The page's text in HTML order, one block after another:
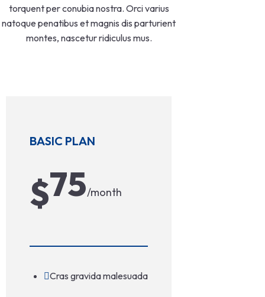
torquent per conubia nostra. Orci varius
natoque penatibus et magnis dis parturient
montes, nascetur ridiculus mus.
BASIC PLAN
$75/month
Cras gravida malesuada